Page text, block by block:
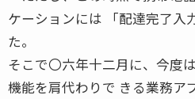
ケーションには 「配達完了入
た。
そこで〇六年十二月に、今度
機能を肩代わりで きる業務ア